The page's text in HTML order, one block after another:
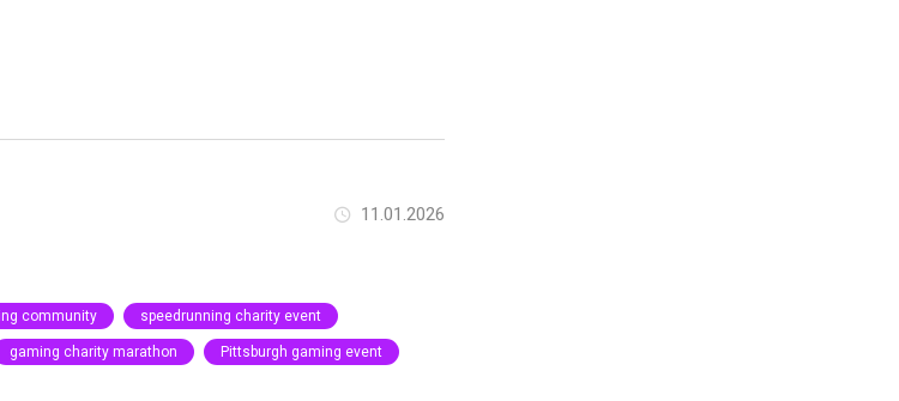
11.01.2026
community speedrunning charity event
gaming charity marathon Pittsburgh gaming event